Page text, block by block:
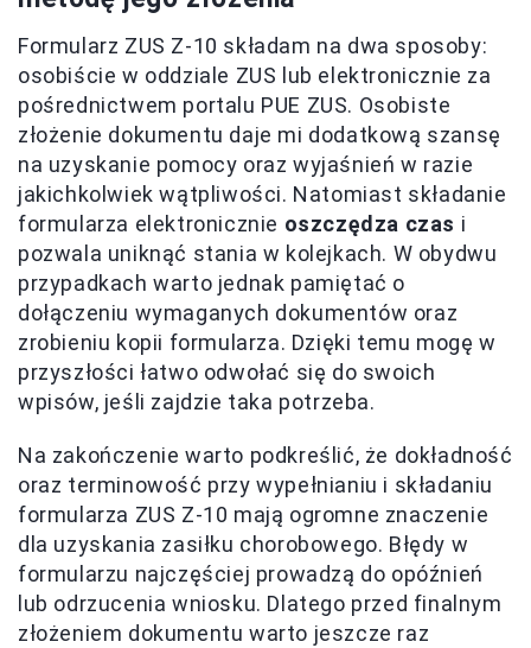
Formularz ZUS Z-10 składam na dwa sposoby:
osobiście w oddziale ZUS lub elektronicznie za
pośrednictwem portalu PUE ZUS. Osobiste
złożenie dokumentu daje mi dodatkową szansę
na uzyskanie pomocy oraz wyjaśnień w razie
jakichkolwiek wątpliwości. Natomiast składanie
formularza elektronicznie oszczędza czas i
pozwala uniknąć stania w kolejkach. W obydwu
przypadkach warto jednak pamiętać o
dołączeniu wymaganych dokumentów oraz
zrobieniu kopii formularza. Dzięki temu mogę w
przyszłości łatwo odwołać się do swoich
wpisów, jeśli zajdzie taka potrzeba.
Na zakończenie warto podkreślić, że dokładność
oraz terminowość przy wypełnianiu i składaniu
formularza ZUS Z-10 mają ogromne znaczenie
dla uzyskania zasiłku chorobowego. Błędy w
formularzu najczęściej prowadzą do opóźnień
lub odrzucenia wniosku. Dlatego przed finalnym
złożeniem dokumentu warto jeszcze raz